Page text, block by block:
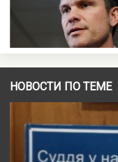
НОВОСТИ ПО ТЕМЕ